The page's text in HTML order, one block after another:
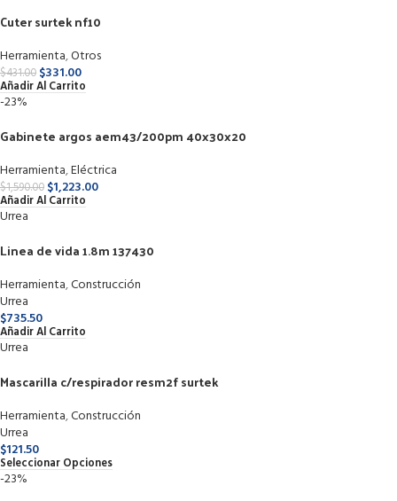
Cuter surtek nf10
Herramienta,Otros
$431.00 $331.00
Añadir Al Carrito
-23%
Gabinete argos aem43/200pm 40x30x20
Herramienta,Eléctrica
$1,590.00 $1,223.00
Añadir Al Carrito
Urrea
Linea de vida 1.8m 137430
Herramienta,Construcción
Urrea
$735.50
Añadir Al Carrito
Urrea
Mascarilla c/respirador resm2f surtek
Herramienta,Construcción
Urrea
$121.50
Seleccionar Opciones
-23%